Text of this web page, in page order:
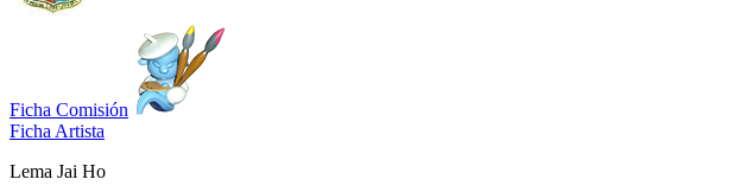
Ficha Comisión
Ficha Artista
Lema Jai Ho